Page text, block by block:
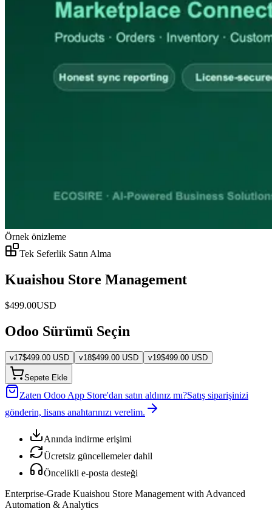
Örnek önizleme
Tek Seferlik Satın Alma
Kuaishou Store Management
$499.00USD
Odoo Sürümü Seçin
v17$499.00 USD v18$499.00 USD v19$499.00 USD
Sepete Ekle
Zaten Odoo App Store'dan satın aldınız mı?Satış siparişinizi
gönderin, lisans anahtarınızı verelim.
Anında indirme erişimi
Ücretsiz güncellemeler dahil
Öncelikli e-posta desteği
Enterprise-Grade Kuaishou Store Management with Advanced
Automation & Analytics